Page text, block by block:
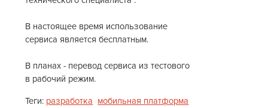
В настоящее время использование
сервиса является бесплатным.
В планах - перевод сервиса из тестового
в рабочий режим.
Теги: разработка мобильная платформа